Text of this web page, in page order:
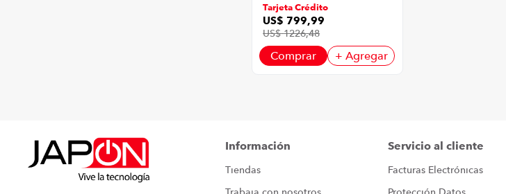
Tarjeta Crédito
US$ 799,99
US$ 1226,48
Comprar + Agregar
Información
Tiendas
Servicio al cliente
Facturas Electrónicas